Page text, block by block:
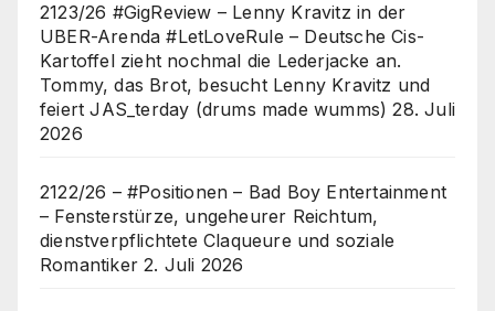
2123/26 #GigReview – Lenny Kravitz in der
UBER-Arenda #LetLoveRule – Deutsche Cis-
Kartoffel zieht nochmal die Lederjacke an.
Tommy, das Brot, besucht Lenny Kravitz und
feiert JAS_terday (drums made wumms) 28. Juli
2026
2122/26 – #Positionen – Bad Boy Entertainment
– Fensterstürze, ungeheurer Reichtum,
dienstverpflichtete Claqueure und soziale
Romantiker 2. Juli 2026